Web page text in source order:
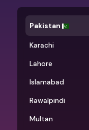
Pakistan
Karachi
Lahore
Islamabad
Rawalpindi
Multan